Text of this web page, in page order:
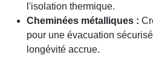
l'isolation thermique.
Cheminées métalliques :
pour une évacuation
longévité accrue.